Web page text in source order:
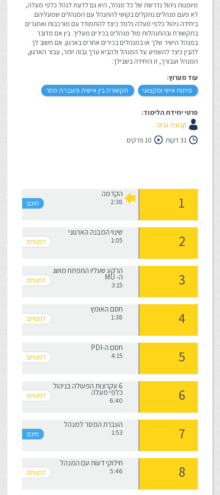
מיומנות ניהול נדרשת של כל מנהל, היא גם לדעת לנהל כלפי מעלה,
לא פעם מנהלים נתקלים בקושי להתנהל עם המנהלים שמעליהם.
ביחידה ניהול כלפי מעלה נלמד כיצד להתמודד עם מורכבות ואתגרים
בתקשורת ובהתנהלות מול מנהלים בכירים מעליך. בין אם מדובר
במנהל הישיר שלך או במנהלים בכירים אחרים בארגון. אם חשוב לך
להבין כיצד להשפיע על המנהל ולהביא ערך גבוה יותר, עבור הארגון,
המנהל ועבורך, זו היחידה בשבילך.
עוד מערוץ:
פיתוח אישי ומקצועי
תקשורת בין אישית והעברת מסר
פרטי יחידת הלימוד:
קבוצת גבים
31 דקות
10 פרקים
הקדמה
2:38
שינוי המבנה הארגוני
1:05
הרקע שעליו התפתח מושג
ה- MU
3:15
חסם האומץ
1:38
חסם ה-PDI
4:15
6 עקרונות הפעולה בניהול
כלפי מעלה
6:40
העברת המסר למנהל
1:53
חילוקי דעות עם המנהל
5:46